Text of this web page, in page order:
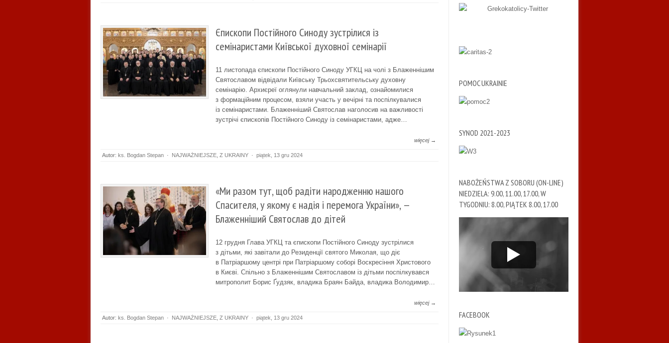
Єпископи Постійного Синоду зустрілися із
семінаристами Київської духовної семінарії
11 листопада єпископи Постійного Синоду УГКЦ на чолі з Блаженнішим
Святославом відвідали Київську Трьохсвятительську духовну
семінарію. Архиєреї оглянули навчальний заклад, ознайомилися
з формаційним процесом, взяли участь у вечірні та поспілкувалися
із семінаристами. Блаженніший Святослав наголосив на важливості
зустрічі єпископів Постійного Синоду із семінаристами, адже…
więcej →
Autor: ks. Bogdan Stepan · NAJWAŻNIEJSZE Z UKRAINY · piątek, 13 gru 2024
«Ми разом тут, щоб радіти народженню нашого
Спасителя, у якому є надія і перемога України», —
Блаженніший Святослав до дітей
12 грудня Глава УГКЦ та єпископи Постійного Синоду зустрілися
з дітьми, які завітали до Резиденції святого Миколая, що діє
в Патріаршому центрі при Патріаршому соборі Воскресіння Христового
в Києві. Спільно з Блаженнішим Святославом із дітьми поспілкувався
митрополит Борис Ґудзяк, владика Браян Байда, владика Володимир…
więcej →
Autor: ks. Bogdan Stepan · NAJWAŻNIEJSZE Z UKRAINY · piątek, 13 gru 2024
POMOC UKRAINIE
SYNOD 2021-2023
NABOŻEŃSTWA Z SOBORU (ON-LINE)
NIEDZIELA: 9.00, 11.00, 17.00, W
TYGODNIU: 8.00, PIĄTEK 8.00, 17.00
FACEBOOK